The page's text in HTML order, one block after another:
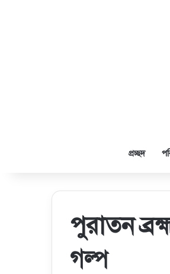
প্রচ্ছদ
পুরাতন
গল্প